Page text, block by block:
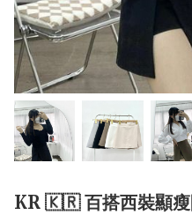
KR 🇰🇷 百搭西裝顯瘦